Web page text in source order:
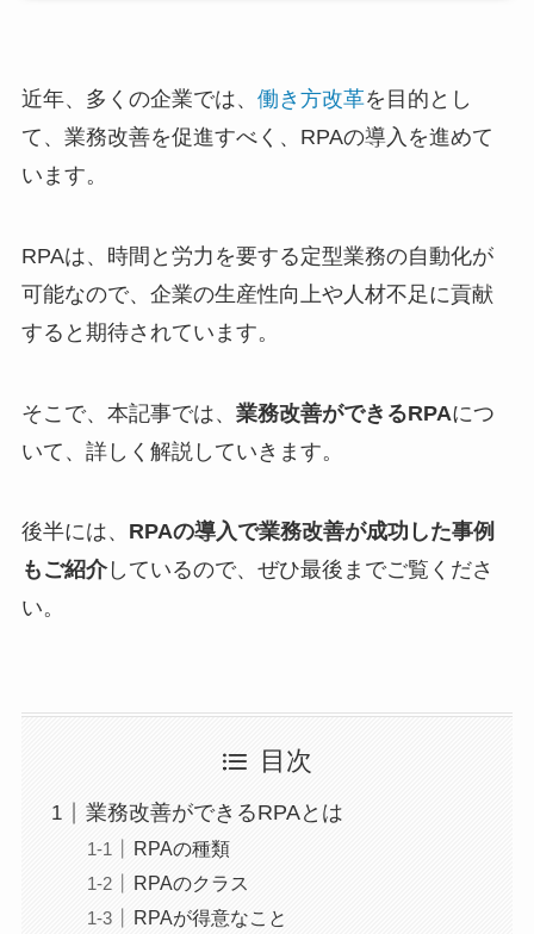
近年、多くの企業では、 働き方改革を目的とし
て、業務改善を促進すべく、RPAの導入を進めて
います。
RPAは、時間と労力を要する定型業務の自動化が
可能なので、企業の生産性向上や人材不足に貢献
すると期待されています。
そこで、本記事では、 業務改善ができるRPAにつ
いて、詳しく解説していきます。
後半には、 RPAの導入で業務改善が成功した事例
もご紹介しているので、ぜひ最後までご覧くださ
い。
目次
業務改善ができるRPAとは
RPAの種類
RPAのクラス
RPAが得意なこと